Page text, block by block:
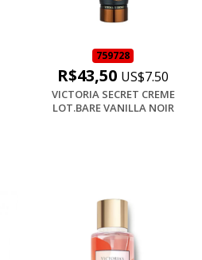
759728
R$43,50 US$7.50
VICTORIA SECRET CREME
LOT.BARE VANILLA NOIR